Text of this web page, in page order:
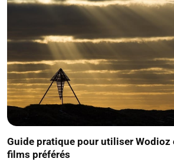
Guide pratique pour utiliser Wodioz
films préférés